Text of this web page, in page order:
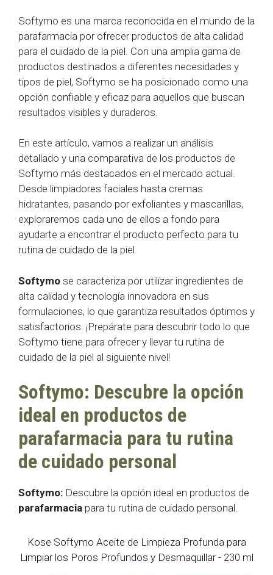
Softymo es una marca reconocida en el mundo de la
parafarmacia por ofrecer productos de alta calidad
para el cuidado de la piel. Con una amplia gama de
productos destinados a diferentes necesidades y
tipos de piel, Softymo se ha posicionado como una
opción confiable y eficaz para aquellos que buscan
resultados visibles y duraderos.
En este artículo, vamos a realizar un análisis
detallado y una comparativa de los productos de
Softymo más destacados en el mercado actual.
Desde limpiadores faciales hasta cremas
hidratantes, pasando por exfoliantes y mascarillas,
exploraremos cada uno de ellos a fondo para
ayudarte a encontrar el producto perfecto para tu
rutina de cuidado de la piel.
Softymo se caracteriza por utilizar ingredientes de
alta calidad y tecnología innovadora en sus
formulaciones, lo que garantiza resultados óptimos y
satisfactorios. ¡Prepárate para descubrir todo lo que
Softymo tiene para ofrecer y llevar tu rutina de
cuidado de la piel al siguiente nivel!
Softymo: Descubre la opción
ideal en productos de
parafarmacia para tu rutina
de cuidado personal
Softymo: Descubre la opción ideal en productos de
parafarmacia para tu rutina de cuidado personal.
Kose Softymo Aceite de Limpieza Profunda para
Limpiar los Poros Profundos y Desmaquillar - 230 ml